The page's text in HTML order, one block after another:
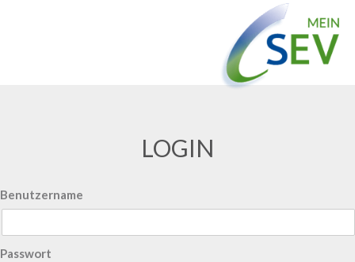
LOGIN
Benutzername
Passwort